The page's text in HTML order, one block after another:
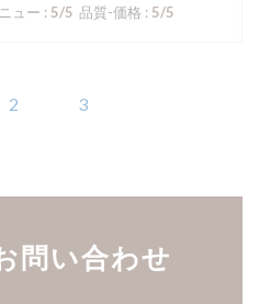
ュー : 5/5 品質-価格 : 5/5
2 3
問い合わせ